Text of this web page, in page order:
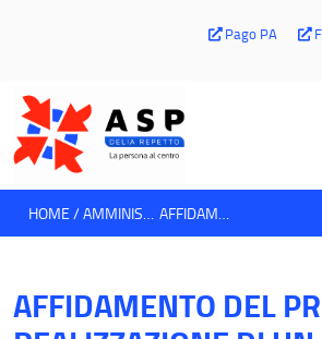
Pago PA
HOME
AFFIDAMENTO DEL